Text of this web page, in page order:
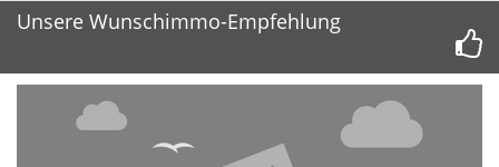
Unsere Wunschimmo-Empfehlung